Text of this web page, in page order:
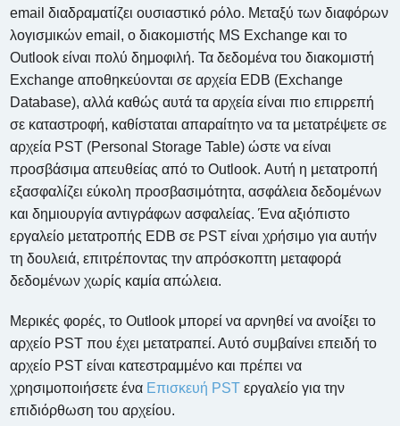
email διαδραματίζει ουσιαστικό ρόλο. Μεταξύ των διαφόρων
λογισμικών email, ο διακομιστής MS Exchange και το
Outlook είναι πολύ δημοφιλή. Τα δεδομένα του διακομιστή
Exchange αποθηκεύονται σε αρχεία EDB (Exchange
Database), αλλά καθώς αυτά τα αρχεία είναι πιο επιρρεπή
σε καταστροφή, καθίσταται απαραίτητο να τα μετατρέψετε σε
αρχεία PST (Personal Storage Table) ώστε να είναι
προσβάσιμα απευθείας από το Outlook. Αυτή η μετατροπή
εξασφαλίζει εύκολη προσβασιμότητα, ασφάλεια δεδομένων
και δημιουργία αντιγράφων ασφαλείας. Ένα αξιόπιστο
εργαλείο μετατροπής EDB σε PST είναι χρήσιμο για αυτήν
τη δουλειά, επιτρέποντας την απρόσκοπτη μεταφορά
δεδομένων χωρίς καμία απώλεια.
Μερικές φορές, το Outlook μπορεί να αρνηθεί να ανοίξει το
αρχείο PST που έχει μετατραπεί. Αυτό συμβαίνει επειδή το
αρχείο PST είναι κατεστραμμένο και πρέπει να
χρησιμοποιήσετε ένα Επισκευή PST εργαλείο για την
επιδιόρθωση του αρχείου.